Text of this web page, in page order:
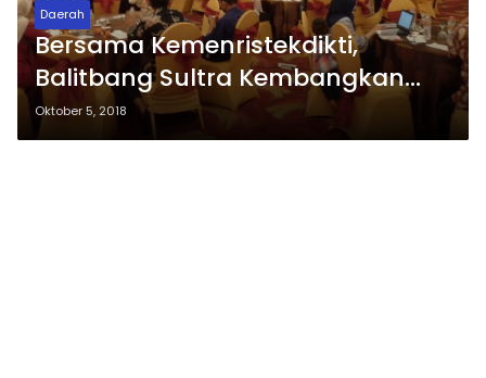
Daerah
Bersama Kemenristekdikti,
Balitbang Sultra Kembangkan
Produk Unggulan Berbahan
Dasar Kakao
Oktober 5, 2018